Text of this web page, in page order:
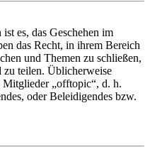
es, das Geschehen im
das Recht, in ihrem Bereich
und Themen zu schließen,
zu teilen. Üblicherweise
Mitglieder „offtopic“, d. h.
oder Beleidigendes bzw.